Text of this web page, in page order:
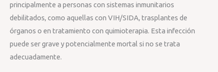
principalmente a personas con sistemas inmunitarios
debilitados, como aquellas con VIH/SIDA, trasplantes de
órganos o en tratamiento con quimioterapia. Esta infección
puede ser grave y potencialmente mortal si no se trata
adecuadamente.